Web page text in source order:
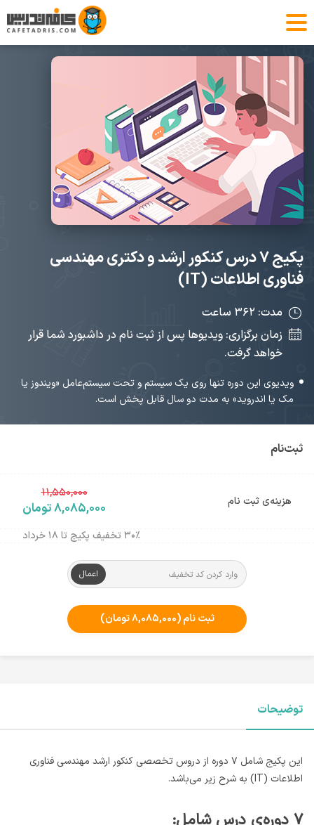
پکیج ۷ درس کنکور ارشد و دکتری مهندسی
فناوری اطلاعات (IT)
مدت: ۳۶۲ ساعت
زمان برگزاری: ویدیوها پس از ثبت نام در داشبورد شما قرار
خواهد گرفت.
ویدیوی این دوره تنها روی یک سیستم و تحت سیستم‌عامل «ویندوز یا
مک یا اندروید» به مدت دو سال قابل پخش است.
ثبت‌نام
هزینه‌ی ثبت نام
۱۱,۵۵۰,۰۰۰
۸,۰۸۵,۰۰۰ تومان
۳۰٪ تخفیف پکیج تا ۱۸ خرداد
اعمال
ثبت نام(۸,۰۸۵,۰۰۰ تومان)
توضیحات
این پکیج شامل ۷ دوره از دروس تخصصی کنکور ارشد مهندسی فناوری
اطلاعات (IT) به شرح زیر می‌باشد.